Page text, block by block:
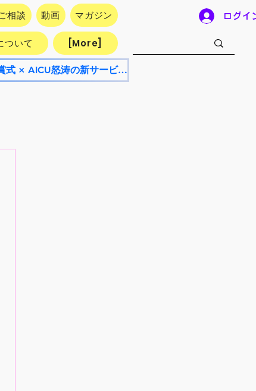
相談 動画 マガジン
いて [More]
【8/8開催・参加無料】AICU Lab+ NEO 8月号！AI漫画フェスティバル授賞式 × AICU怒涛の新サービス発表会
ログイ